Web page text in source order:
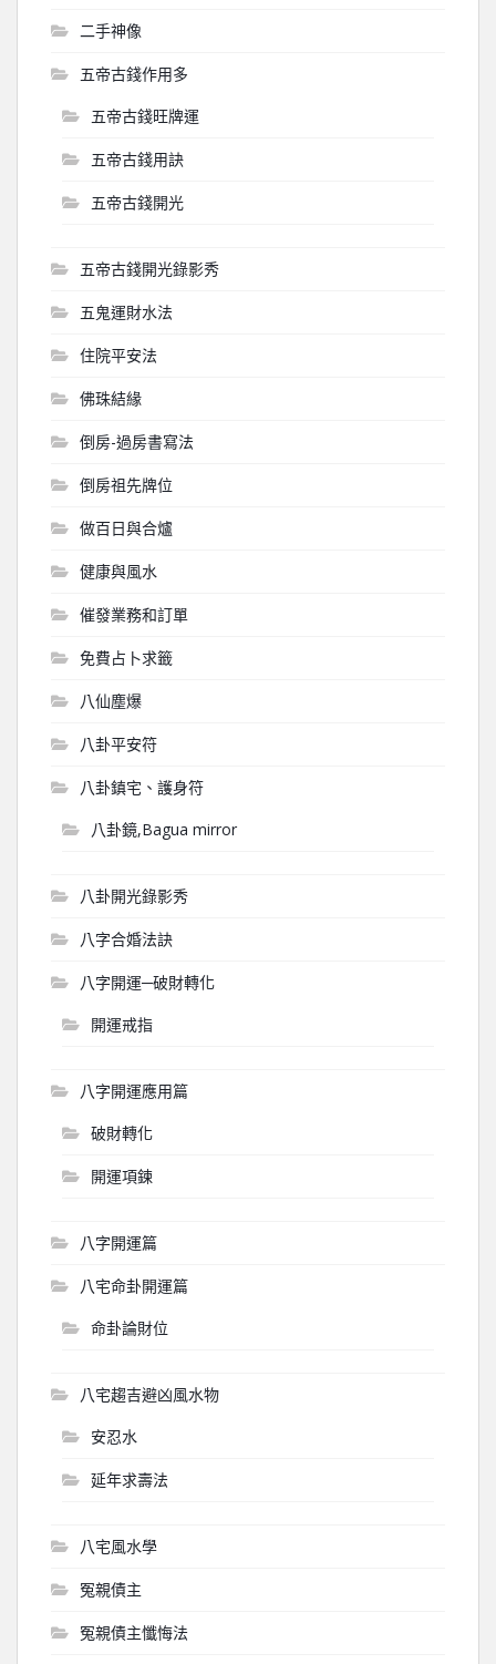
二手神像
五帝古錢作用多
五帝古錢旺牌運
五帝古錢用訣
五帝古錢開光
五帝古錢開光錄影秀
五鬼運財水法
住院平安法
佛珠結緣
倒房-過房書寫法
倒房祖先牌位
做百日與合爐
健康與風水
催發業務和訂單
免費占卜求籤
八仙塵爆
八卦平安符
八卦鎮宅、護身符
八卦鏡,Bagua mirror
八卦開光錄影秀
八字合婚法訣
八字開運─破財轉化
開運戒指
八字開運應用篇
破財轉化
開運項鍊
八字開運篇
八宅命卦開運篇
命卦論財位
八宅趨吉避凶風水物
安忍水
延年求壽法
八宅風水學
冤親債主
冤親債主懺悔法